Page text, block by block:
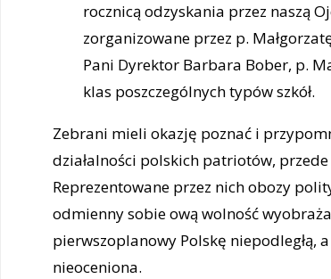
rocznicą odzyskania przez naszą
zorganizowane przez p.
Pani Dyrektor Barbara Bober, p.
klas poszczególnych typów szkół.
Zebrani mieli okazję poznać i
działalności polskich patriotów,
Reprezentowane przez nich obozy
odmienny sobie ową wolność
pierwszoplanowy Polskę
nieoceniona.